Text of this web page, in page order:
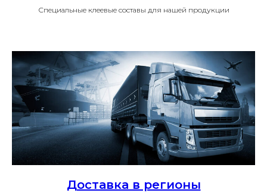
Специальные клеевые составы для нашей продукции
Доставка в регионы